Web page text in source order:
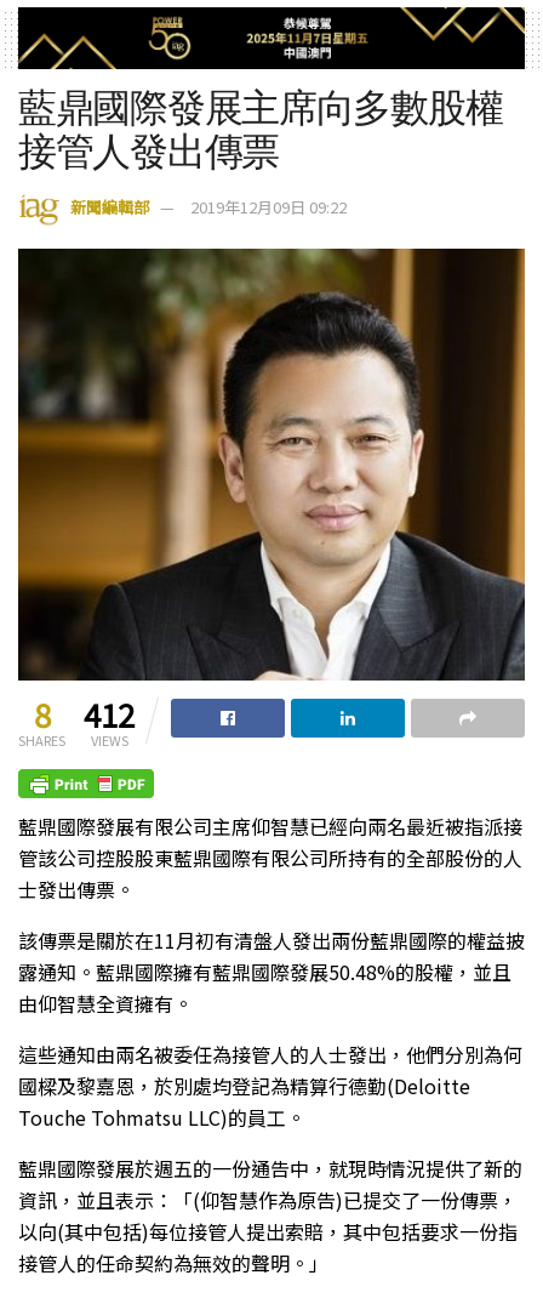
藍鼎國際發展主席向多數股權
接管人發出傳票
新聞編輯部 2019年12月09日 09:22
8
SHARES
412
VIEWS
藍鼎國際發展有限公司主席仰智慧已經向兩名最近被指派接
管該公司控股股東藍鼎國際有限公司所持有的全部股份的人
士發出傳票。
該傳票是關於在11月初有清盤人發出兩份藍鼎國際的權益披
露通知。藍鼎國際擁有藍鼎國際發展50.48%的股權，並且
由仰智慧全資擁有。
這些通知由兩名被委任為接管人的人士發出，他們分別為何
國樑及黎嘉恩，於別處均登記為精算行德勤(Deloitte
Touche Tohmatsu LLC)的員工。
藍鼎國際發展於週五的一份通告中，就現時情況提供了新的
資訊，並且表示：「(仰智慧作為原告)已提交了一份傳票，
以向(其中包括)每位接管人提出索賠，其中包括要求一份指
接管人的任命契約為無效的聲明。」